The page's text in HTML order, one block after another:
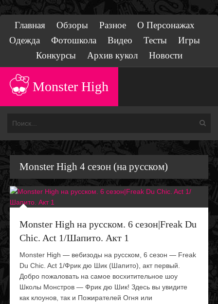
Главная Обзоры Разное
О Персонажах
Одежда
Фотошкола Видео Тесты
Игры
Конкурсы
Архив кукол Новости
Monster High
Monster High 4 сезон (на русском)
Monster High на русском. 6 сезон|Freak Du
Chic. Act 1/Шапито. Акт 1
Monster High — вебизоды на русском, 6 сезон — Freak
Du Chic. Act 1/Фрик дю Шик (Шапито), акт первый.
Добро пожаловать на самое восхитительное шоу
Школы Монстров — Фрик дю Шик! Здесь вы увидите
как клоунов, так и Пожирателей Огня или